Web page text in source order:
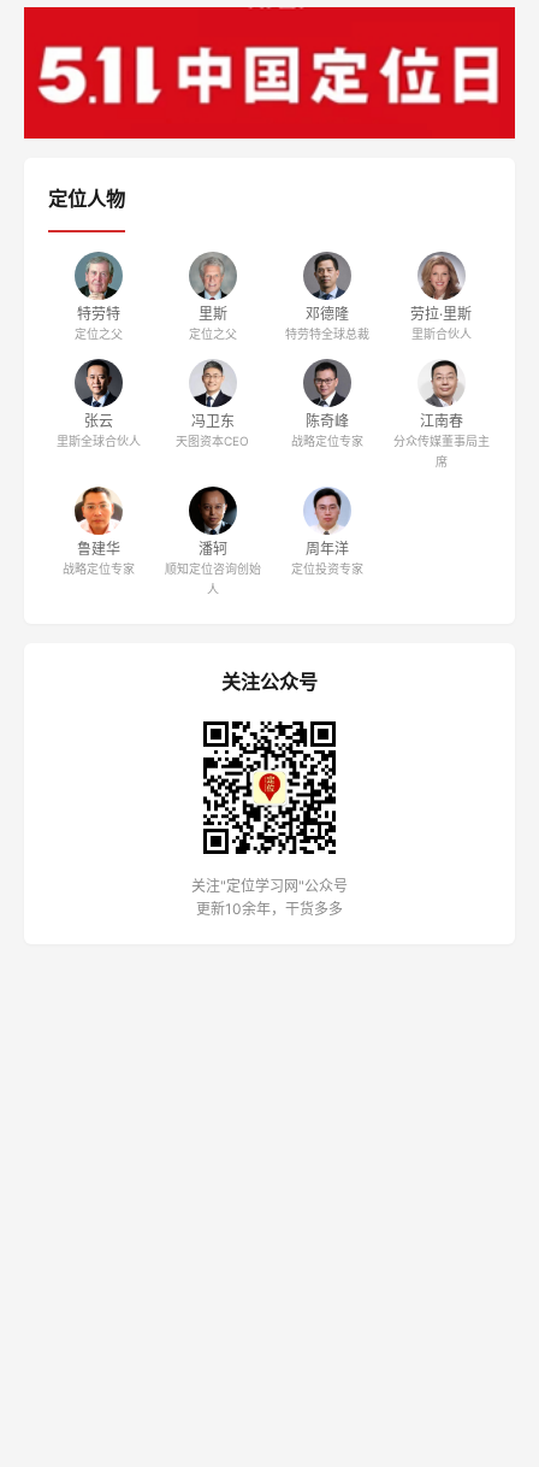
定位人物
特劳特
定位之父
里斯
定位之父
邓德隆
特劳特全球总裁
劳拉·里斯
里斯合伙人
张云
里斯全球合伙人
冯卫东
天图资本CEO
陈奇峰
战略定位专家
江南春
分众传媒董事局主
席
鲁建华
战略定位专家
潘轲
顺知定位咨询创始
人
周年洋
定位投资专家
关注公众号
关注"定位学习网"公众号
更新10余年，干货多多